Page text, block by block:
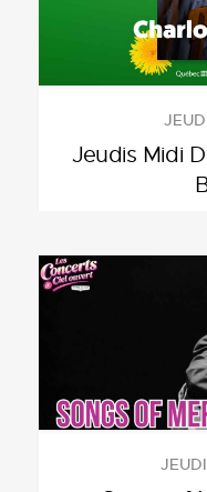
Jeudis Midi